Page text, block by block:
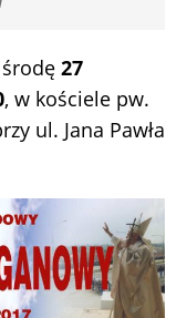
27
, w kościele pw.
ul. Jana Pawła